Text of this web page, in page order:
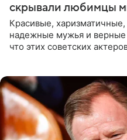
скрывали любимцы
Красивые,
надежные мужья и верные
что этих советских